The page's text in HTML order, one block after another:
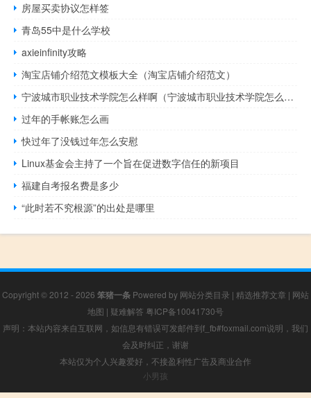
房屋买卖协议怎样签
青岛55中是什么学校
axieinfinity攻略
淘宝店铺介绍范文模板大全（淘宝店铺介绍范文）
宁波城市职业技术学院怎么样啊（宁波城市职业技术学院怎么样）
过年的手帐账怎么画
快过年了没钱过年怎么安慰
Linux基金会主持了一个旨在促进数字信任的新项目
福建自考报名费是多少
“此时若不究根源”的出处是哪里
Copyright © 2012 - 2026 笨猪一条 Powered by 网站分类目录 | 精选推荐文章 | 网站
地图 | 疑难解答 粤ICP备10041730号
声明：本站内容来自互联网，如信息有错误可发邮件到f_fb#foxmail.com说明，我们
会及时纠正，谢谢
本站仅为个人兴趣爱好，不接盈利性广告及商业合作
小男孩